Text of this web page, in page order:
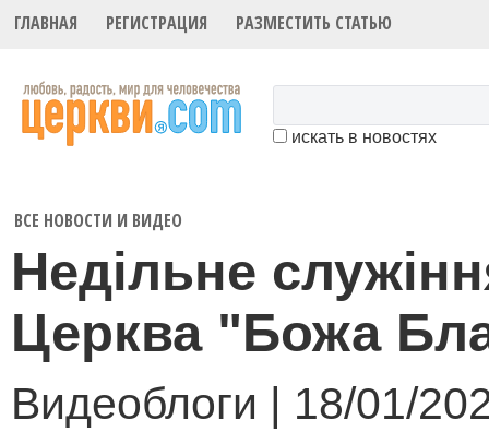
ГЛАВНАЯ РЕГИСТРАЦИЯ РАЗМЕСТИТЬ СТАТЬЮ
искать в новостях
ВСЕ НОВОСТИ И ВИДЕО
Недільне
Церква "Божа
Видеоблоги | 18/01/